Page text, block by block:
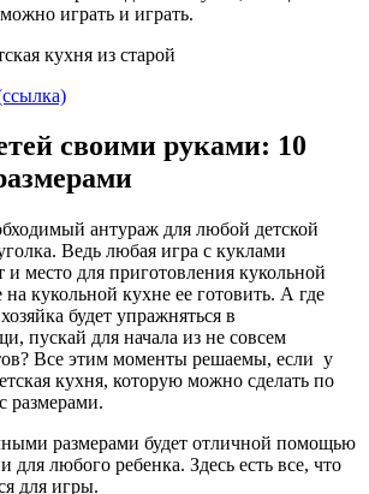
играть и играть.
своими руками: 10
антураж для любой детской
Ведь любая игра с куклами
и место для приготовления кукольной
кукольной кухне ее готовить. А где
будет упражняться в
пускай для начала из не совсем
Все этим моменты решаемы, если у
кухня, которую можно сделать по
размерами.
размерами будет отличной помощью
для любого ребенка. Здесь есть все, что
для игры.